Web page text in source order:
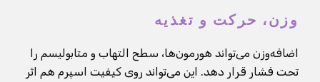
وزن، حرکت و تغذیه
اضافه‌وزن می‌تواند هورمون‌ها، سطح التهاب و متابولیسم را
تحت فشار قرار دهد. این می‌تواند روی کیفیت اسپرم هم اثر